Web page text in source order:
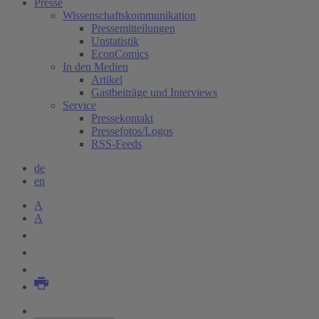
Presse
Wissenschaftskommunikation
Pressemitteilungen
Unstatistik
EconComics
In den Medien
Artikel
Gastbeiträge und Interviews
Service
Pressekontakt
Pressefotos/Logos
RSS-Feeds
de
en
A
A